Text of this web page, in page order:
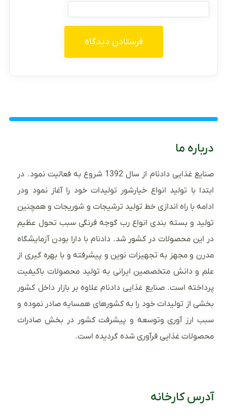
درباره ما
صنایع غذایی دادنام از سال 1392 شروع به فعالیت نمود. در
ابتدا با تولید انواع خیارشور تولیدات خود را آغاز نمود ودر
ادامه با راه اندازی خط تولید ترشیجات و شوریجات و همچنین
تولید و بسته بندی انواع رب گوجه فرنگی سبب تحول عظیم
در این محصولات در کشور شد. دادنام با دارا بودن آزمایشگاه
مدرن و مجهز به تجهیزات نوین و پیشرفته و با بهره گیری از
علم و دانش متخصصین ایرانی به تولید محصولات باکیفیت
پرداخته است. صنایع غذایی دادنام علاوه بر بازار داخل کشور
بخشی از تولیدات خود را به کشورهای همسایه صادر نموده و
سبب ارز آوری وتوسعه و پیشرفت کشور در بخش صادرات
محصولات غذایی فرآوری شده گردیده است.
آدرس کارخانه